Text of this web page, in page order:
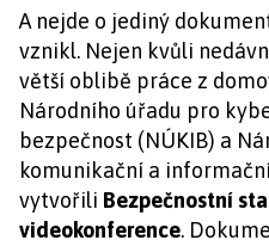
A nejde o jediný
vznikl. Nejen kvůli
větší oblibě práce z
Národního úřadu pro
bezpečnost (NÚKIB) a
komunikační a
vytvořili Bezpečnostní
videokonference.